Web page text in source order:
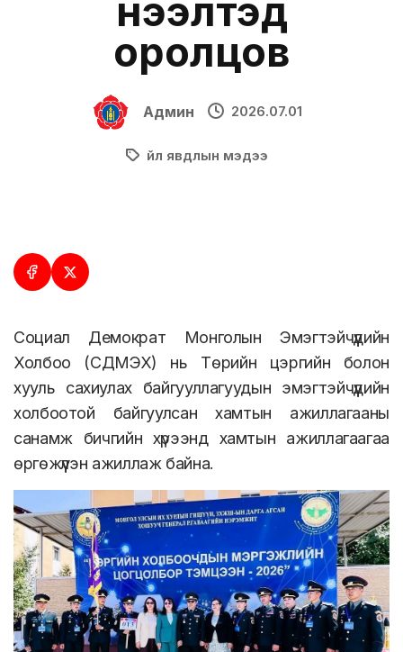
нээлтэд
оролцов
Админ 2026.07.01
Үйл явдлын мэдээ
Социал Демократ Монголын Эмэгтэйчүүдийн
Холбоо (СДМЭХ) нь Төрийн цэргийн болон
хууль сахиулах байгууллагуудын эмэгтэйчүүдийн
холбоотой байгуулсан хамтын ажиллагааны
санамж бичгийн хүрээнд хамтын ажиллагаагаа
өргөжүүлэн ажиллаж байна.